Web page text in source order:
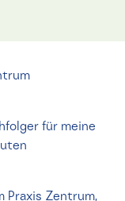
für meine
Praxis Zentrum,